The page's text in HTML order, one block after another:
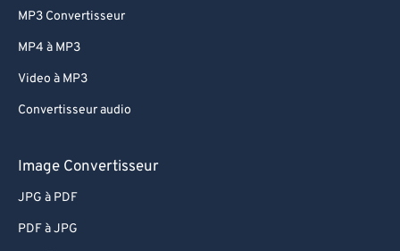
MP3 Convertisseur
MP4 à MP3
Video à MP3
Convertisseur audio
Image Convertisseur
JPG à PDF
PDF à JPG